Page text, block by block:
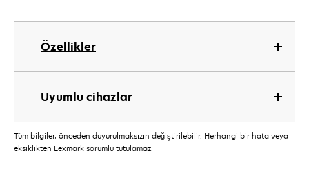
Özellikler
Uyumlu cihazlar
Tüm bilgiler, önceden duyurulmaksızın değiştirilebilir. Herhangi bir hata veya
eksiklikten Lexmark sorumlu tutulamaz.